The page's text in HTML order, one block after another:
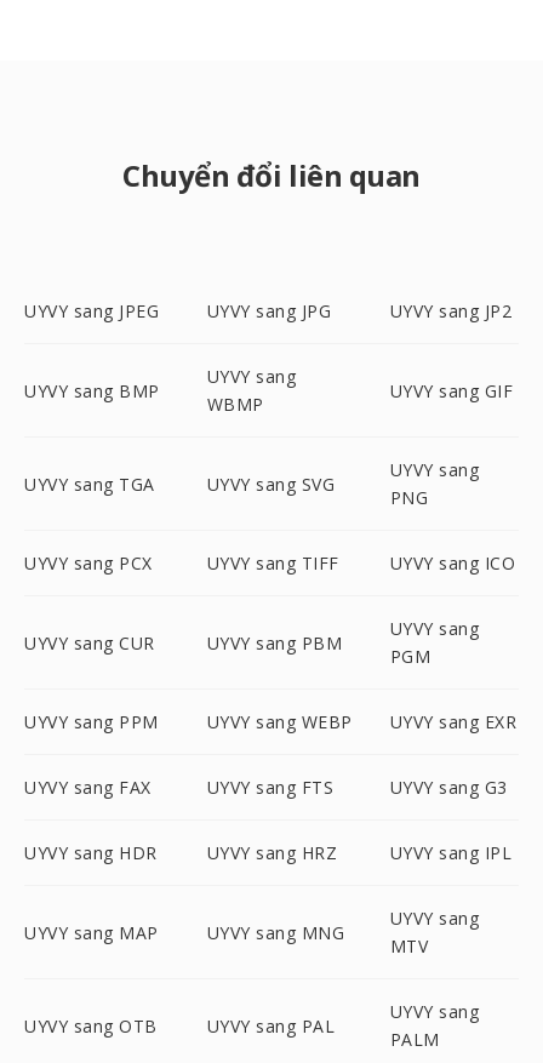
Chuyển đổi liên quan
UYVY sang JPEG UYVY sang JPG UYVY sang JP2
UYVY sang BMP
UYVY sang
WBMP
UYVY sang GIF
UYVY sang TGA UYVY sang SVG
UYVY sang
PNG
UYVY sang PCX UYVY sang TIFF UYVY sang ICO
UYVY sang CUR UYVY sang PBM
UYVY sang
PGM
UYVY sang PPM UYVY sang WEBP UYVY sang EXR
UYVY sang FAX UYVY sang FTS UYVY sang G3
UYVY sang HDR UYVY sang HRZ UYVY sang IPL
UYVY sang MAP UYVY sang MNG
UYVY sang
MTV
UYVY sang OTB UYVY sang PAL
UYVY sang
PALM